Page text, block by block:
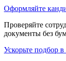
Оформляйте
Проверяйте
документы без
Ускорьте подбор